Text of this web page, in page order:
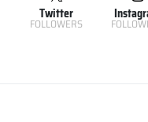
Twitter
FOLLOWERS